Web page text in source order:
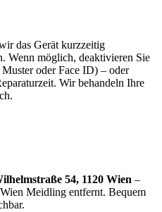
das Gerät kurzzeitig
Wenn möglich, deaktivieren Sie
oder Face ID) – oder
Wir behandeln Ihre
54, 1120 Wien –
Meidling entfernt. Bequem